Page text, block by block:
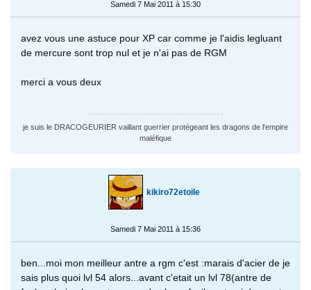
Samedi 7 Mai 2011 à 15:30
avez vous une astuce pour XP car comme je l'aidis legluant
de mercure sont trop nul et je n'ai pas de RGM
merci a vous deux
je suis le DRACOGEURIER vaillant guerrier protégeant les dragons de l'empire
maléfique
kikiro72etoile
Samedi 7 Mai 2011 à 15:36
ben...moi mon meilleur antre a rgm c'est :marais d'acier de je
sais plus quoi lvl 54 alors...avant c'etait un lvl 78(antre de